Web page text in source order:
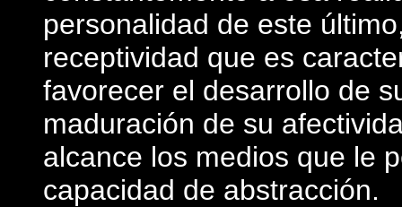
personalidad de este
receptividad que es
favorecer el desarrollo de
maduración de su
alcance los medios que le
capacidad de abstracción.